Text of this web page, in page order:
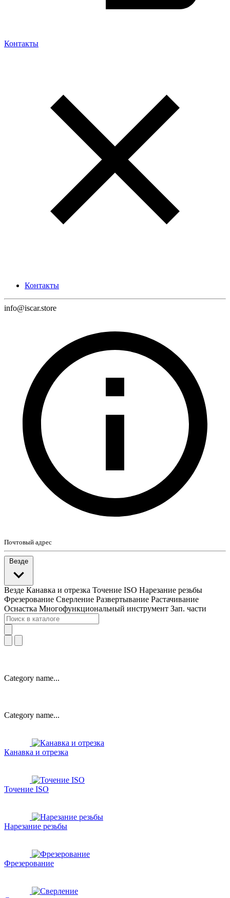
Контакты
Контакты
info@iscar.store
Почтовый адрес
Везде
Везде Канавка и отрезка Точение ISO Нарезание резьбы
Фрезерование Сверление Развертывание Растачивание
Оснастка Многофункциональный инструмент Зап. части
Category name...
Category name...
Канавка и отрезка
Точение ISO
Нарезание резьбы
Фрезерование